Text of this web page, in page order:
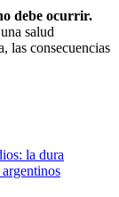
debe ocurrir.
salud
las consecuencias
la dura